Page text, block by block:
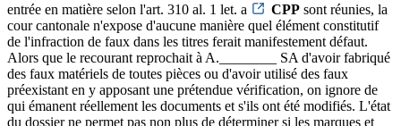
entrée en matière selon l'art. 310 al. 1 let. a
CPP sont réunies, la
cour cantonale n'expose d'aucune manière quel élément constitutif
de l'infraction de faux dans les titres ferait manifestement défaut.
Alors que le recourant reprochait à A.________ SA d'avoir fabriqué
des faux matériels de toutes pièces ou d'avoir utilisé des faux
préexistant en y apposant une prétendue vérification, on ignore de
qui émanent réellement les documents et s'ils ont été modifiés. L'état
du dossier ne permet pas non plus de déterminer si les marques et